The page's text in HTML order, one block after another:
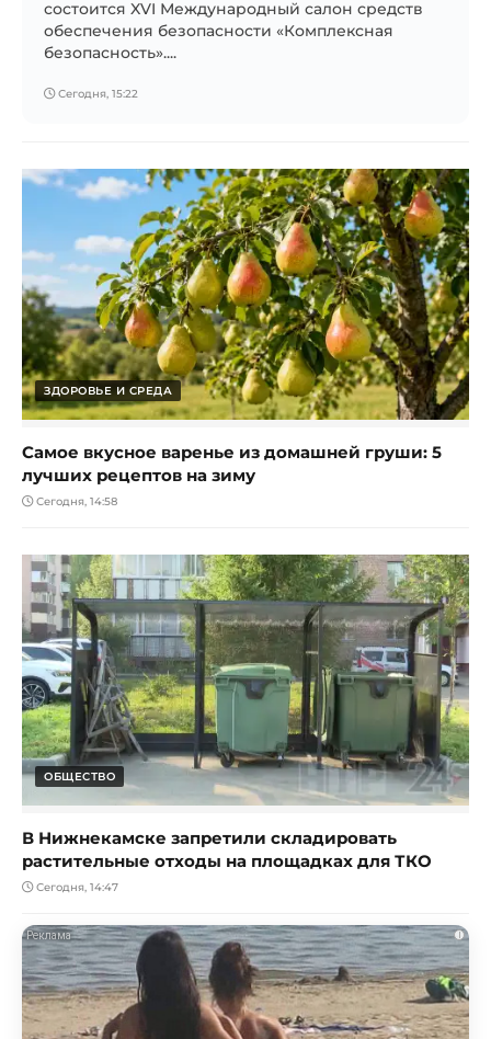
состоится XVI Международный салон средств
обеспечения безопасности «Комплексная
безопасность»....
Сегодня, 15:22
ЗДОРОВЬЕ И СРЕДА
Самое вкусное варенье из домашней груши: 5
лучших рецептов на зиму
Сегодня, 14:58
ОБЩЕСТВО
В Нижнекамске запретили складировать
растительные отходы на площадках для ТКО
Сегодня, 14:47
i